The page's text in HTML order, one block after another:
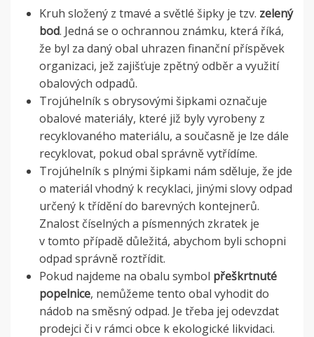
Kruh složený z tmavé a světlé šipky je tzv. zelený
bod. Jedná se o ochrannou známku, která říká,
že byl za daný obal uhrazen finanční příspěvek
organizaci, jež zajišťuje zpětný odběr a využití
obalových odpadů.
Trojúhelník s obrysovými šipkami označuje
obalové materiály, které již byly vyrobeny z
recyklovaného materiálu, a současně je lze dále
recyklovat, pokud obal správně vytřídíme.
Trojúhelník s plnými šipkami nám sděluje, že jde
o materiál vhodný k recyklaci, jinými slovy odpad
určený k třídění do barevných kontejnerů.
Znalost číselných a písmenných zkratek je
v tomto případě důležitá, abychom byli schopni
odpad správně roztřídit.
Pokud najdeme na obalu symbol přeškrtnuté
popelnice, nemůžeme tento obal vyhodit do
nádob na směsný odpad. Je třeba jej odevzdat
prodejci či v rámci obce k ekologické likvidaci.